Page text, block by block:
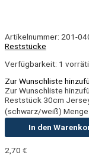
Artikelnummer: 201-
Reststücke
Verfügbarkeit: 1
Zur Wunschliste
Zur Wunschliste
Reststück 30cm
(schwarz/weiß) Menge
In den
2,70 €